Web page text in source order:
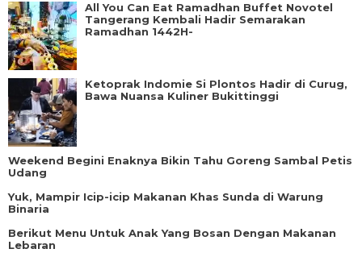
All You Can Eat Ramadhan Buffet Novotel
Tangerang Kembali Hadir Semarakan
Ramadhan 1442H-
Ketoprak Indomie Si Plontos Hadir di Curug,
Bawa Nuansa Kuliner Bukittinggi
Weekend Begini Enaknya Bikin Tahu Goreng Sambal Petis
Udang
Yuk, Mampir Icip-icip Makanan Khas Sunda di Warung
Binaria
Berikut Menu Untuk Anak Yang Bosan Dengan Makanan
Lebaran